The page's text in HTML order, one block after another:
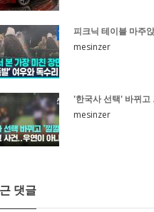
피크닉 테이블 마주
mesinzer
'한국사 선택' 바뀌고
mesinzer
댓글